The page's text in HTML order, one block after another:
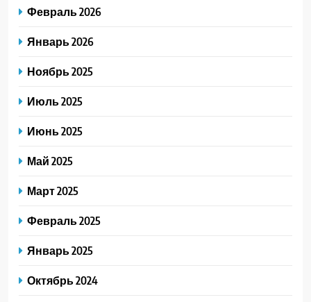
Февраль 2026
Январь 2026
Ноябрь 2025
Июль 2025
Июнь 2025
Май 2025
Март 2025
Февраль 2025
Январь 2025
Октябрь 2024